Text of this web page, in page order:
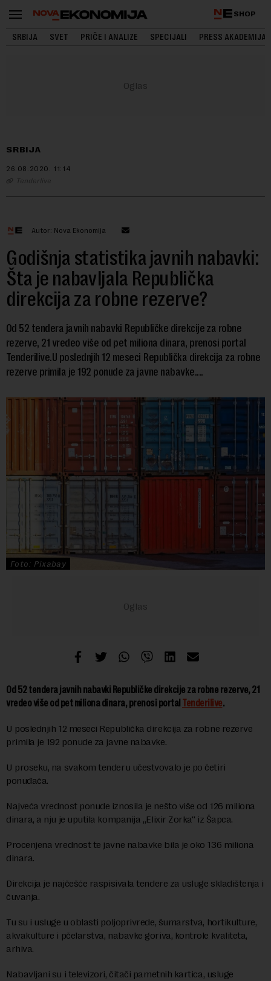
SHOP
SRBIJA SVET PRIČE I ANALIZE SPECIJALI PRESS AKADEMIJA
SRBIJA
26.08.2020. 11:14
Tenderlive
Autor: Nova Ekonomija
Godišnja statistika javnih nabavki:
Šta je nabavljala Republička
direkcija za robne rezerve?
Od 52 tendera javnih nabavki Republičke direkcije za robne
rezerve, 21 vredeo više od pet miliona dinara, prenosi portal
Tenderilive.U poslednjih 12 meseci Republička direkcija za robne
rezerve primila je 192 ponude za javne nabavke....
Foto: Pixabay
Od 52 tendera javnih nabavki Republičke direkcije za robne rezerve, 21
vredeo više od pet miliona dinara, prenosi portal Tenderilive.
U poslednjih 12 meseci Republička direkcija za robne rezerve
primila je 192 ponude za javne nabavke.
U proseku, na svakom tenderu učestvovalo je po četiri
ponuđača.
Najveća vrednost ponude iznosila je nešto više od 126 miliona
dinara, a nju je uputila kompanija „Elixir Zorka“ iz Šapca.
Procenjena vrednost te javne nabavke bila je oko 136 miliona
dinara.
Direkcija je najčešće raspisivala tendere za usluge skladištenja i
čuvanja.
Tu su i usluge u oblasti poljoprivrede, šumarstva, hortikulture,
akvakulture i pčelarstva, nabavke goriva, kontrole kvaliteta,
arhiva.
Nabavljani su i televizori, čitači pametnih kartica, usluge